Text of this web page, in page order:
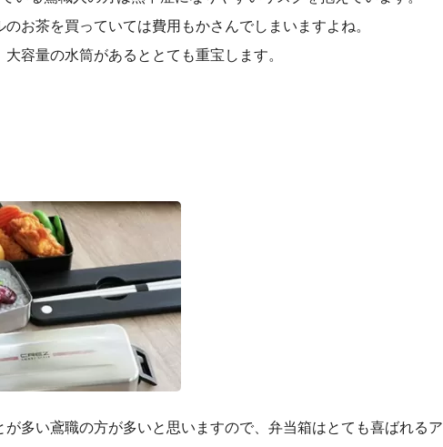
お茶を買っていては費用もかさんでしまいますよね。
容量の水筒があるととても重宝します。
多い鳶職の方が多いと思いますので、弁当箱はとても喜ばれるア